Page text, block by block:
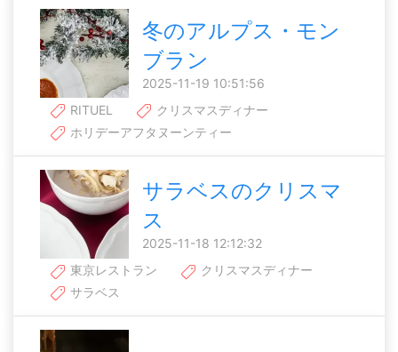
冬のアルプス・モン
ブラン
2025-11-19 10:51:56
RITUEL
クリスマスディナー
ホリデーアフタヌーンティー
サラベスのクリスマ
ス
2025-11-18 12:12:32
東京レストラン
クリスマスディナー
サラベス